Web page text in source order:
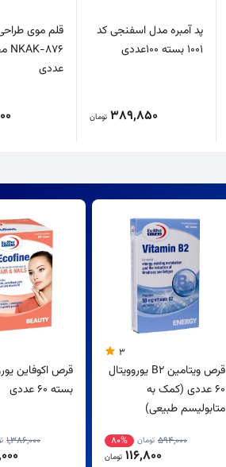
پد آمبره مدل اسفنجی کد
۱۰۰۱ بسته 100عددی
389,850 تومان
قلم موی
عددی
3
قرص ویتامین B2 یوروویتال
60 عددی (کمک به
متابولیسم طبیعی)
594,000 تومان 80%
116,800 تومان
قرص اکوفاین
بسته 60 عددی
1,386,000